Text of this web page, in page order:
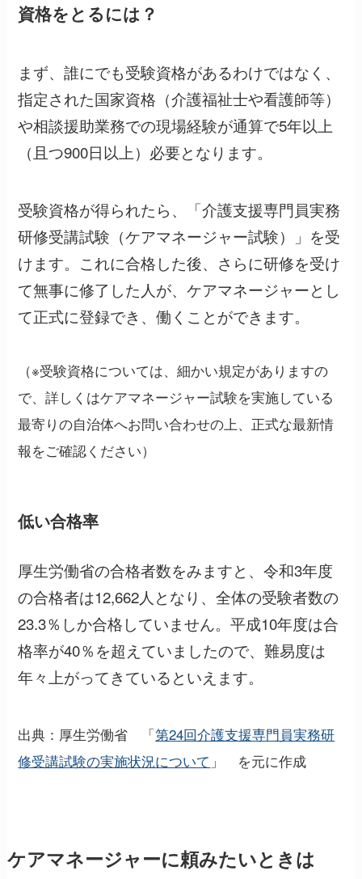
資格をとるには？
まず、誰にでも受験資格があるわけではなく、
指定された国家資格（介護福祉士や看護師等）
や相談援助業務での現場経験が通算で5年以上
（且つ900日以上）必要となります。
受験資格が得られたら、「介護支援専門員実務
研修受講試験（ケアマネージャー試験）」を受
けます。これに合格した後、さらに研修を受け
て無事に修了した人が、ケアマネージャーとし
て正式に登録でき、働くことができます。
（※受験資格については、細かい規定がありますの
で、詳しくはケアマネージャー試験を実施している
最寄りの自治体へお問い合わせの上、正式な最新情
報をご確認ください）
低い合格率
厚生労働省の合格者数をみますと、令和3年度
の合格者は12,662人となり、全体の受験者数の
23.3％しか合格していません。平成10年度は合
格率が40％を超えていましたので、難易度は
年々上がってきているといえます。
出典：厚生労働省 「第24回介護支援専門員実務研
修受講試験の実施状況について 」 を元に作成
ケアマネージャーに頼みたいときは